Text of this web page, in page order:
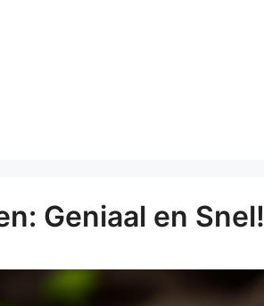
Geniaal en Snel!